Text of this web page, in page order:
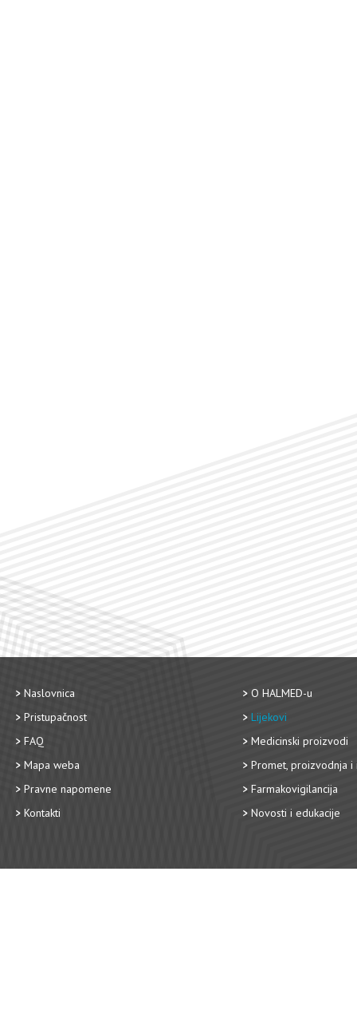
Naslovnica
Pristupačnost
FAQ
Mapa weba
Pravne napomene
Kontakti
O HALMED-u
Lijekovi
Medicinski proizvodi
Promet, proizvodnja i
Farmakovigilancija
Novosti i edukacije